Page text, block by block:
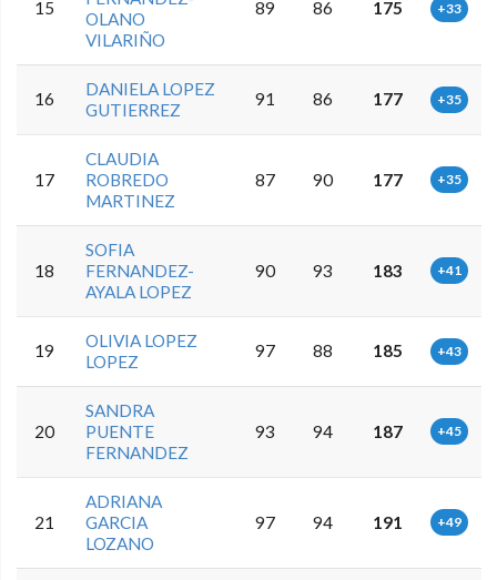
15
OLANO
VILARIÑO
89 86 175 +33
16
DANIELA LOPEZ
GUTIERREZ
91 86 177 +35
17
CLAUDIA
ROBREDO
MARTINEZ
87 90 177 +35
18
SOFIA
FERNANDEZ-
AYALA LOPEZ
90 93 183 +41
19
OLIVIA LOPEZ
LOPEZ
97 88 185 +43
20
SANDRA
PUENTE
FERNANDEZ
93 94 187 +45
21
ADRIANA
GARCIA
LOZANO
97 94 191 +49